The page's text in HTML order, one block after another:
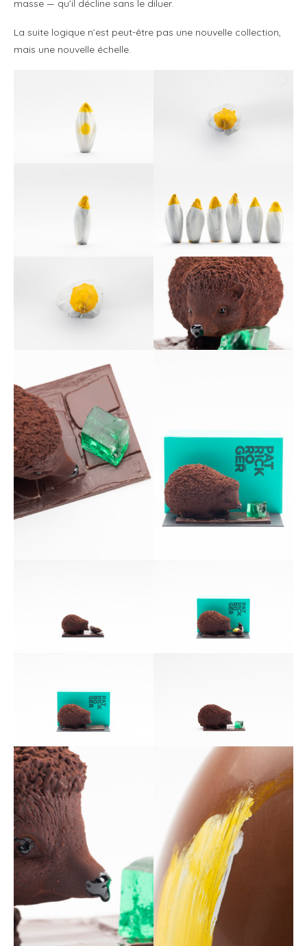
masse — qu’il décline sans le diluer.
La suite logique n’est peut-être pas une nouvelle collection,
mais une nouvelle échelle.